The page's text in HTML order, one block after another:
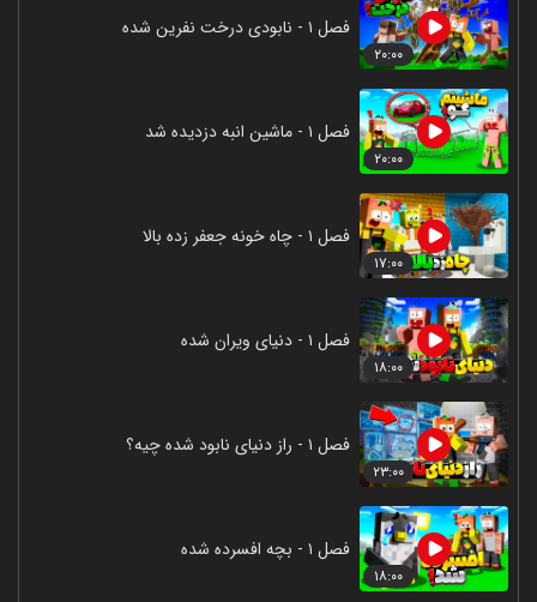
۲۰:۰۰
فصل ۱ - نابودی درخت نفرین شده
۲۰:۰۰
فصل ۱ - ماشین انبه دزدیده شد
۱۷:۰۰
فصل ۱ - چاه خونه جعفر زده بالا
۱۸:۰۰
فصل ۱ - دنیای ویران شده
۲۳:۰۰
فصل ۱ - راز دنیای نابود شده چیه؟
۱۸:۰۰
فصل ۱ - بچه افسرده شده